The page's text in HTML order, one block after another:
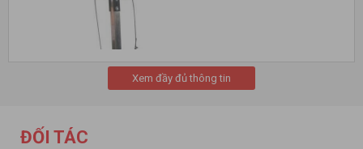
Xem đầy đủ thông tin
ĐỐI TÁC